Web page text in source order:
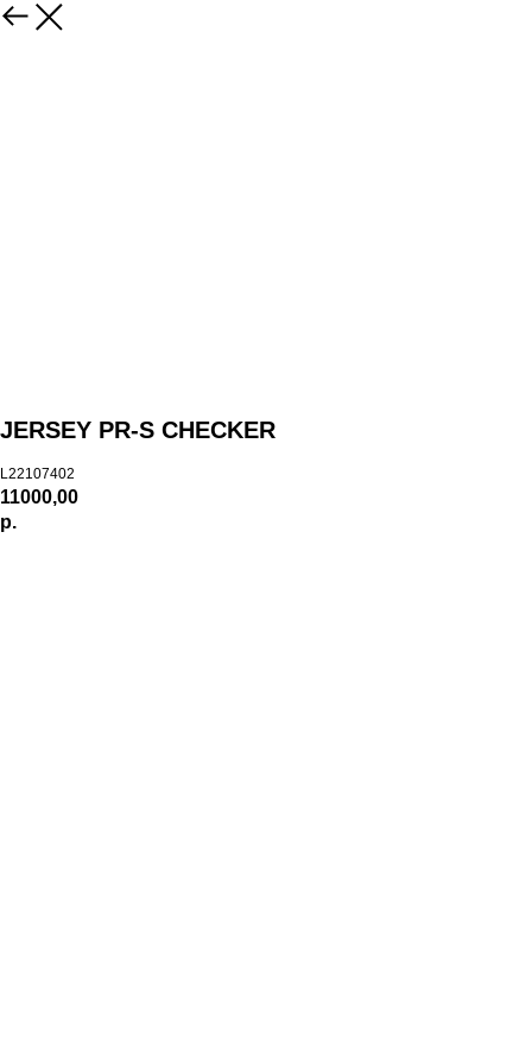
JERSEY PR-S CHECKER
L22107402
11000,00
р.